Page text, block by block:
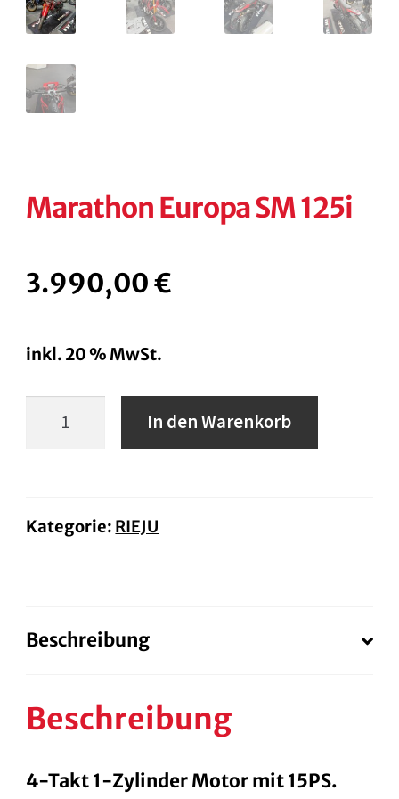
Marathon Europa SM 125i
3.990,00€
inkl. 20 % MwSt.
Menge
In den Warenkorb
Kategorie: RIEJU
Beschreibung
Beschreibung
4-Takt 1-Zylinder Motor mit 15PS.